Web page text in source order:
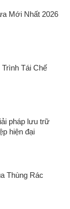
Mới Nhất 2026
Tái Chế
pháp lưu trữ
hiện đại
Thùng Rác